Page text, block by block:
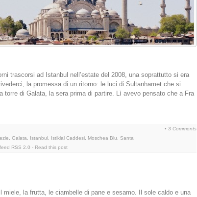
trascorsi ad Istanbul nell’estate del 2008, una soprattutto si era
la promessa di un ritorno: le luci di Sultanhamet che si
torre di Galata, la sera prima di partire. Lì avevo pensato che a Fra
Galata Istanbul Istiklal Caddesi Moschea Blu
Santa
RSS 2.0 - Read this post
• 3 Comments
miele, la frutta, le ciambelle di pane e sesamo. Il sole caldo e una